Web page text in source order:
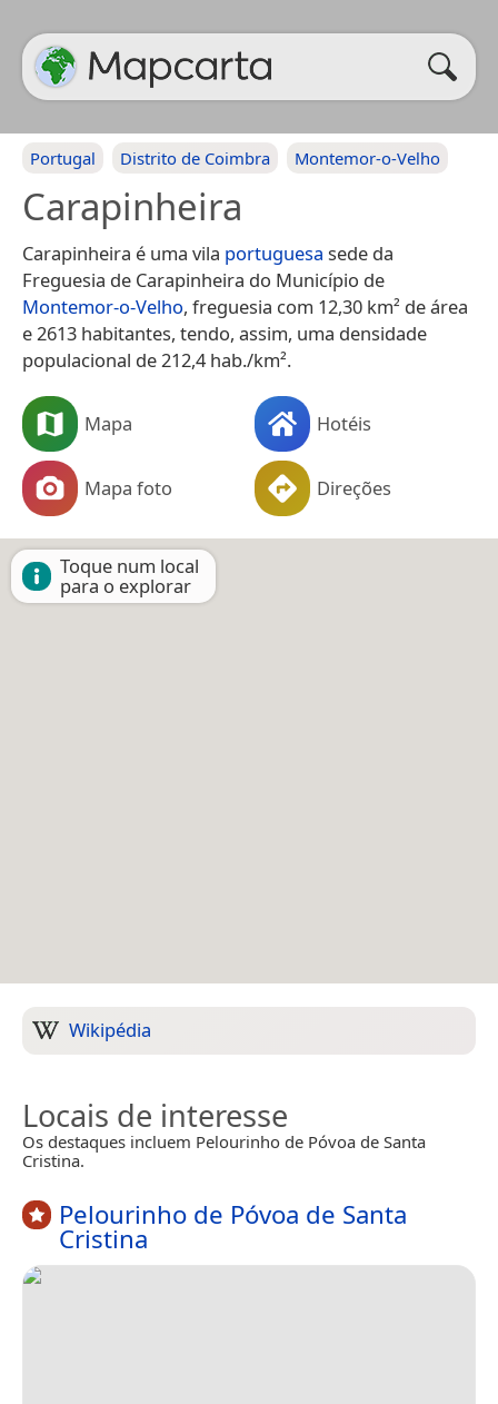
Portugal Distrito de Coimbra Montemor-o-Velho
Carapinheira
Carapinheira é uma vila portuguesa sede da
Freguesia de Carapinheira do Município de
Montemor-o-Velho, freguesia com 12,30 km² de área
e 2613 habitantes, tendo, assim, uma densidade
populacional de 212,4 hab./km².
Mapa Hotéis
Mapa foto Direções
Toque num local
para o explorar
Wikipédia
Locais de interesse
Os destaques incluem Pelourinho de Póvoa de Santa
Cristina.
Pelourinho de Póvoa de Santa
Cristina